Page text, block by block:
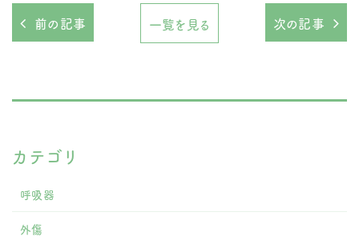
前の記事 一覧を見る 次の記事
カテゴリ
呼吸器
外傷